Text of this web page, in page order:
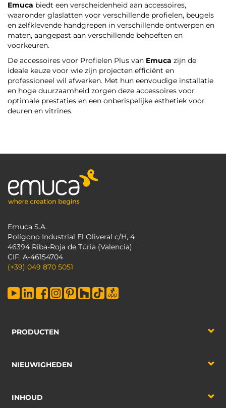
Emuca biedt een verscheidenheid aan accessoires,
waaronder glaslatten voor verschillende profielen, beugels
en zelfklevende handgrepen in verschillende ontwerpen en
maten, aangepast aan verschillende behoeften en
voorkeuren.
De accessoires voor Profielen Plus van Emuca zijn de
ideale keuze voor wie zijn projecten efficiënt en
professioneel wil afwerken. Met hun eenvoudige installatie
en hoge duurzaamheid zorgen deze accessoires voor
optimale prestaties en een onberispelijke esthetiek voor
deuren en vitrines.
Emuca S.A.
Polígono Industrial El Oliveral c/H, 4
46394 Riba-Roja de Túria (Valencia)
CIF: A-46154704
(+39) 049 870 5051
PRODUCTEN
NIEUWIGHEDEN
INHOUD